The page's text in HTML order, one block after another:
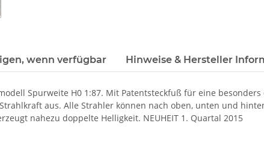
wenn verfügbar Hinweise & Hersteller
Spurweite H0 1:87. Mit Patentsteckfuß für eine
aus. Alle Strahler können nach oben, unten und
nahezu doppelte Helligkeit. NEUHEIT 1. Quartal 2015